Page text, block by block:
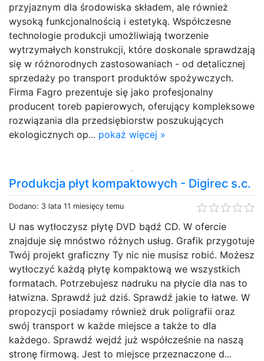
przyjaznym dla środowiska składem, ale również
wysoką funkcjonalnością i estetyką. Współczesne
technologie produkcji umożliwiają tworzenie
wytrzymałych konstrukcji, które doskonale sprawdzają
się w różnorodnych zastosowaniach - od detalicznej
sprzedaży po transport produktów spożywczych.
Firma Fagro prezentuje się jako profesjonalny
producent toreb papierowych, oferujący kompleksowe
rozwiązania dla przedsiębiorstw poszukujących
ekologicznych op... pokaż więcej »
Produkcja płyt kompaktowych - Digirec s.c.
Dodano: 3 lata 11 miesięcy temu
U nas wytłoczysz płytę DVD bądź CD. W ofercie
znajduje się mnóstwo różnych usług. Grafik przygotuje
Twój projekt graficzny Ty nic nie musisz robić. Możesz
wytłoczyć każdą płytę kompaktową we wszystkich
formatach. Potrzebujesz nadruku na płycie dla nas to
łatwizna. Sprawdź już dziś. Sprawdź jakie to łatwe. W
propozycji posiadamy również druk poligrafii oraz
swój transport w każde miejsce a także to dla
każdego. Sprawdź wejdź już współcześnie na naszą
stronę firmową. Jest to miejsce przeznaczone d...